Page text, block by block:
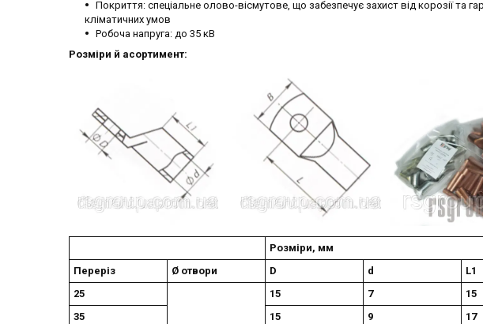
Покриття: спеціальне олово-вісмутове, що забезпечує захист від корозії та
кліматичних умов
Робоча напруга: до 35 кВ
Розміри й асортимент:
Розміри, мм
Переріз
Ø отвори D d L1
25
15 7 15
35
15 9 17